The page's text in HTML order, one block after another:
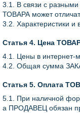
3.1. В связи с разными
ТОВАРА может
3.2. Характеристики
Статья 4. Цена
4.1. Цены в интернет-
4.2. Общая сумма
Статья 5. Оплата
5.1. При наличной
а ПРОДАВЕЦ обязан